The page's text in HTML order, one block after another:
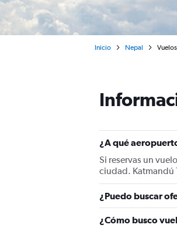
Inicio Nepal
¿A qué
Si reservas un
ciudad. Katmandú
¿Puedo buscar
¿Cómo busco